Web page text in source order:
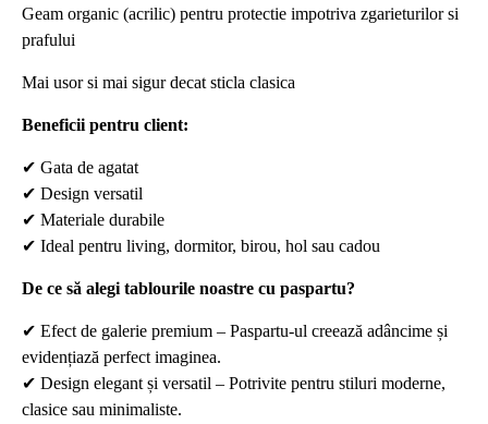
Geam organic (acrilic) pentru protectie impotriva zgarieturilor si
prafului
Mai usor si mai sigur decat sticla clasica
Beneficii pentru client:
✔ Gata de agatat
✔ Design versatil
✔ Materiale durabile
✔ Ideal pentru living, dormitor, birou, hol sau cadou
De ce să alegi tablourile noastre cu paspartu?
✔ Efect de galerie premium – Paspartu-ul creează adâncime și
evidențiază perfect imaginea.
✔ Design elegant și versatil – Potrivite pentru stiluri moderne,
clasice sau minimaliste.